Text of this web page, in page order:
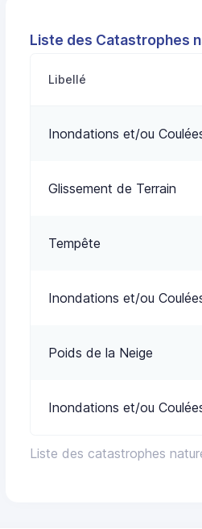
Liste des Catastrophes
Liste des catastrophes
Libellé
Inondations et/ou
Glissement de Terrain
Tempête
Inondations et/ou
Poids de la Neige
Inondations et/ou